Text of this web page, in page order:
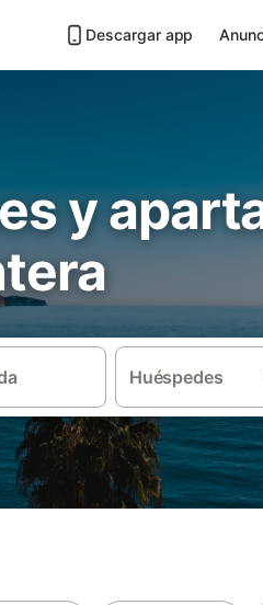
Descargar app
y
Huéspedes